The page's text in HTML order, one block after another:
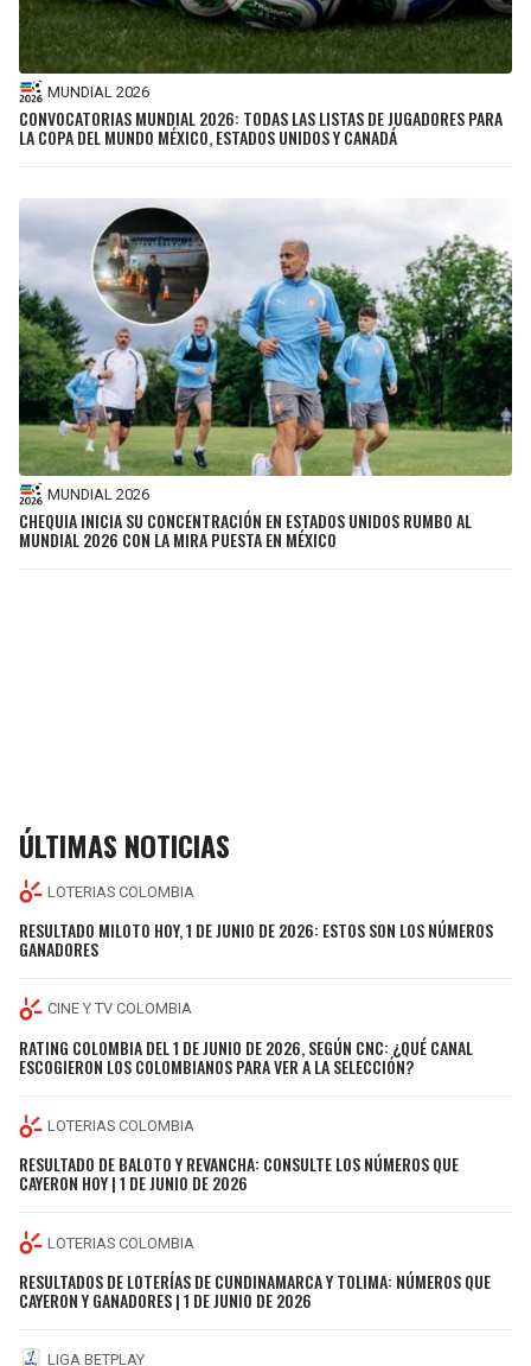
MUNDIAL 2026
CONVOCATORIAS MUNDIAL 2026: TODAS LAS LISTAS DE JUGADORES PARA
LA COPA DEL MUNDO MÉXICO, ESTADOS UNIDOS Y CANADÁ
MUNDIAL 2026
CHEQUIA INICIA SU CONCENTRACIÓN EN ESTADOS UNIDOS RUMBO AL
MUNDIAL 2026 CON LA MIRA PUESTA EN MÉXICO
ÚLTIMAS NOTICIAS
LOTERIAS COLOMBIA
RESULTADO MILOTO HOY, 1 DE JUNIO DE 2026: ESTOS SON LOS NÚMEROS
GANADORES
CINE Y TV COLOMBIA
RATING COLOMBIA DEL 1 DE JUNIO DE 2026, SEGÚN CNC: ¿QUÉ CANAL
ESCOGIERON LOS COLOMBIANOS PARA VER A LA SELECCIÓN?
LOTERIAS COLOMBIA
RESULTADO DE BALOTO Y REVANCHA: CONSULTE LOS NÚMEROS QUE
CAYERON HOY | 1 DE JUNIO DE 2026
LOTERIAS COLOMBIA
RESULTADOS DE LOTERÍAS DE CUNDINAMARCA Y TOLIMA: NÚMEROS QUE
CAYERON Y GANADORES | 1 DE JUNIO DE 2026
LIGA BETPLAY